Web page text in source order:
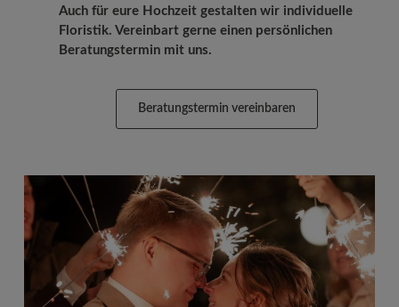
Auch für eure Hochzeit gestalten wir individuelle
Floristik. Vereinbart gerne einen persönlichen
Beratungstermin mit uns.
Beratungstermin vereinbaren